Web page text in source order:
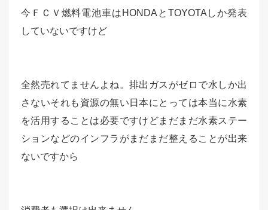
今ＦＣＶ燃料電池車はHONDAとTOYOTAしか発表
していないですけど
全然売れてませんよね。排出ガスがゼロで水しか出
さないそれも資源の無い日本にとっては本当に水素
を活用することは必要ですけどまだまだ水素ステー
ションなどのインフラがまだまだ整えることが出来
ないですから